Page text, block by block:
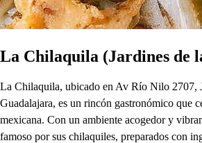
La Chilaquila (Jardines de
La Chilaquila, ubicado en Av Río Nilo 2707,
Guadalajara, es un rincón gastronómico que
mexicana. Con un ambiente acogedor y
famoso por sus chilaquiles, preparados con